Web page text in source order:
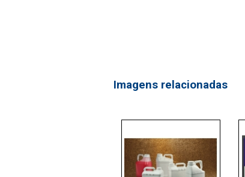
Imagens relacionadas